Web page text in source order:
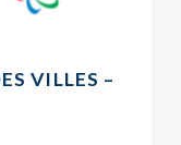
VILLES –